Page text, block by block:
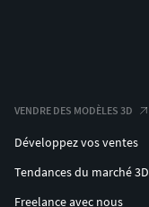
VENDRE DES MODÈLES 3D
Développez vos ventes
Tendances du marché 3D
Freelance avec nous